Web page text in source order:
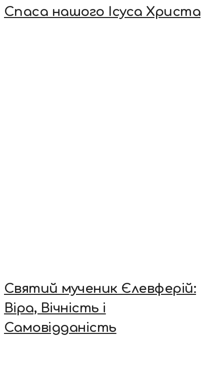
Спаса нашого Ісуса Христа
Святий мученик Єлевферій:
Віра, Вічність і
Самовідданість